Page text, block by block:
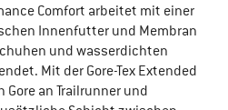
Comfort arbeitet mit einer
Innenfutter und Membran
und wasserdichten
Mit der Gore-Tex Extended
an Trailrunner und